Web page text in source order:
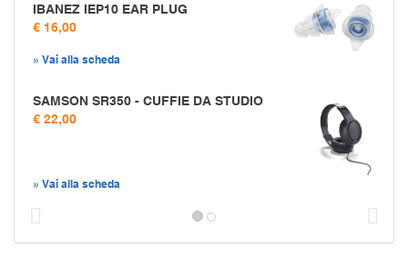
IBANEZ IEP10 EAR PLUG
€ 16,00
» Vai alla scheda
SAMSON SR350 - CUFFIE DA STUDIO
€ 22,00
» Vai alla scheda